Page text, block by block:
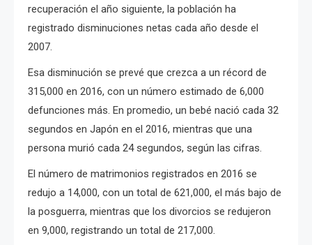
recuperación el año siguiente, la población ha
registrado disminuciones netas cada año desde el
2007.
Esa disminución se prevé que crezca a un récord de
315,000 en 2016, con un número estimado de 6,000
defunciones más. En promedio, un bebé nació cada 32
segundos en Japón en el 2016, mientras que una
persona murió cada 24 segundos, según las cifras.
El número de matrimonios registrados en 2016 se
redujo a 14,000, con un total de 621,000, el más bajo de
la posguerra, mientras que los divorcios se redujeron
en 9,000, registrando un total de 217,000.